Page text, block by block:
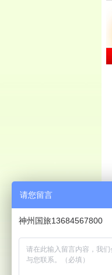
请您留言
神州国旅13684567800